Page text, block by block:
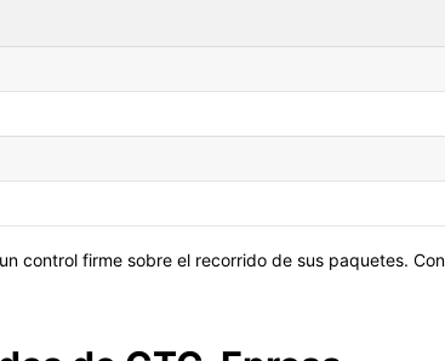
control firme sobre el recorrido de sus paquetes.